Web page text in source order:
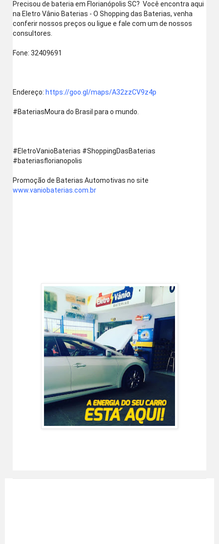
Precisou de bateria em Florianópolis SC?  Você encontra aqui
na Eletro Vânio Baterias - O Shopping das Baterias, venha
conferir nossos preços ou ligue e fale com um de nossos
consultores.
Fone: 32409691
Endereço: https://goo.gl/maps/A32zzCV9z4p
‪#‎BateriasMoura‬ do Brasil para o mundo.
‪#‎EletroVanioBaterias‬ ‪#‎ShoppingDasBaterias‬
‪#‎bateriasflorianopolis‬
www.vaniobaterias.com.br